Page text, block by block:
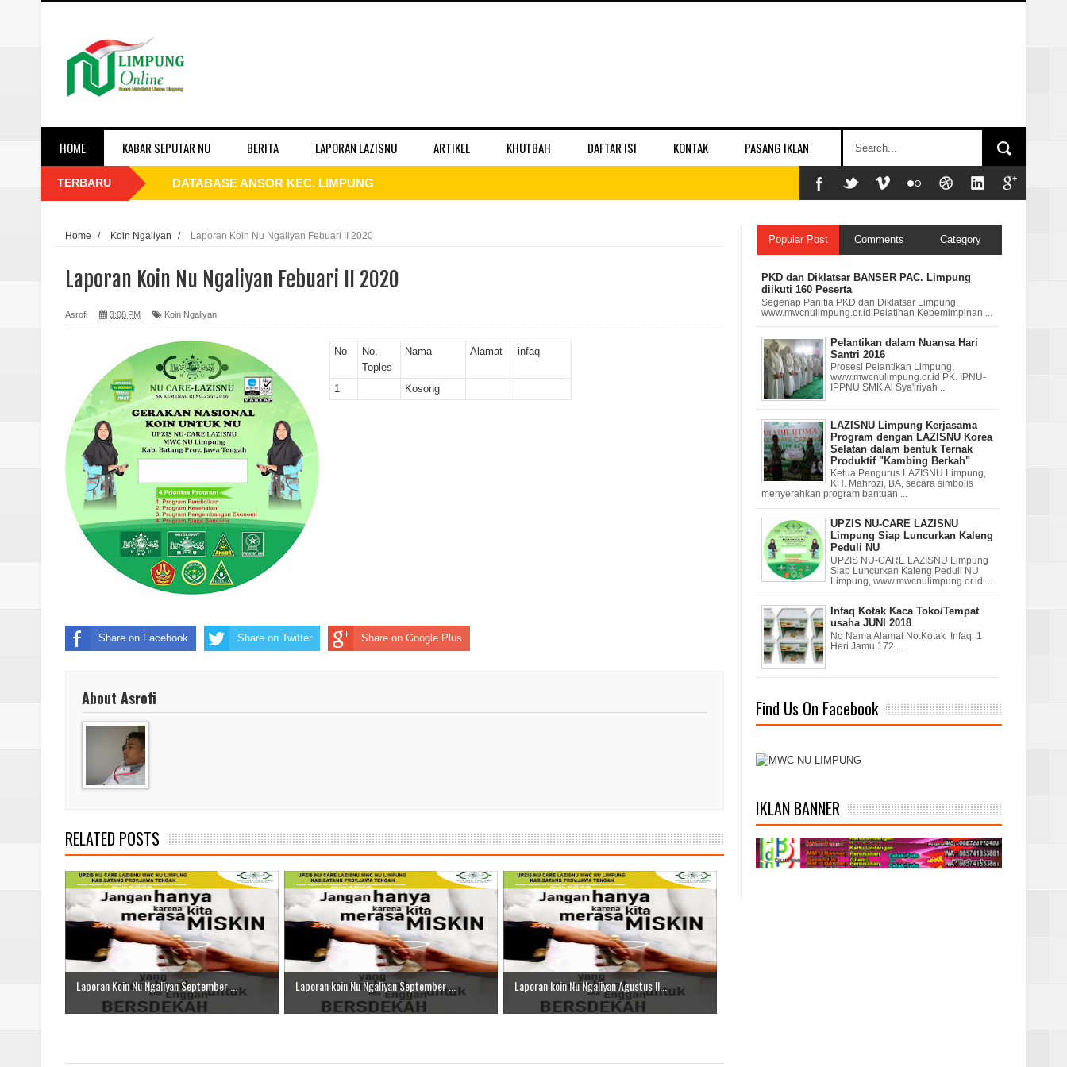
HOME KABAR SEPUTAR NU BERITA LAPORAN LAZISNU ARTIKEL KHUTBAH DAFTAR ISI KONTAK PASANG IKLAN
TERBARU Laporan Koin Nu Wonokerso Oktober II 2025
Laporan Koin Nu Sidomulyo Oktober II 2025
Laporan Koin Nu Sempu Oktober II 2025
Laporan Koin Nu Rowosari Oktober II 2025
Laporan Koin Nu Pungangan Oktober II 2025
Laporan Koin Nu Plumbon Oktober II 2025
Laporan Koin Nu Ngaliyan Oktober II 2025
Laporan Koin Nu Lobang Oktober II 2025
Laporan Koin Nu Limpung Oktober II 2025
Laporan Koin Nu Kepuh Oktober II 2025
Laporan Koin Nu Donorejo Oktober II 2025
Home / Koin Ngaliyan / Laporan Koin Nu Ngaliyan Febuari II 2020
Laporan Koin Nu Ngaliyan Febuari II 2020
Asrofi 3:08 PM Koin Ngaliyan
No
No.
Toples
Nama Alamat infaq
1 Kosong
Share on Facebook Share on Twitter Share on Google Plus
About Asrofi
RELATED POSTS
Laporan Koin Nu Ngaliyan September ... Laporan koin Nu Ngaliyan September ... Laporan koin Nu Ngaliyan Agustus II...
Popular Post Comments Category
PKD dan Diklatsar BANSER PAC. Limpung
diikuti 160 Peserta
Segenap Panitia PKD dan Diklatsar Limpung,
www.mwcnulimpung.or.id Pelatihan Kepemimpinan ...
Pelantikan dalam Nuansa Hari
Santri 2016
Prosesi Pelantikan Limpung,
www.mwcnulimpung.or.id PK. IPNU-
IPPNU SMK Al Sya'iriyah ...
LAZISNU Limpung Kerjasama
Program dengan LAZISNU Korea
Selatan dalam bentuk Ternak
Produktif "Kambing Berkah"
Ketua Pengurus LAZISNU Limpung,
KH. Mahrozi, BA, secara simbolis
menyerahkan program bantuan ...
UPZIS NU-CARE LAZISNU
Limpung Siap Luncurkan Kaleng
Peduli NU
UPZIS NU-CARE LAZISNU Limpung
Siap Luncurkan Kaleng Peduli NU
Limpung, www.mwcnulimpung.or.id ...
Infaq Kotak Kaca Toko/Tempat
usaha JUNI 2018
No Nama Alamat No.Kotak Infaq 1
Heri Jamu 172 ...
Find Us On Facebook
IKLAN BANNER